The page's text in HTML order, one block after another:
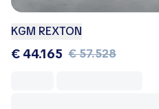
KGM REXTON
€ 44.165 € 57.528